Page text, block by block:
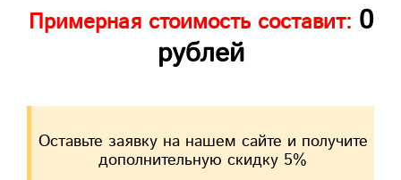
Примерная стоимость составит: 0
рублей
Оставьте заявку на нашем сайте и получите
дополнительную скидку 5%